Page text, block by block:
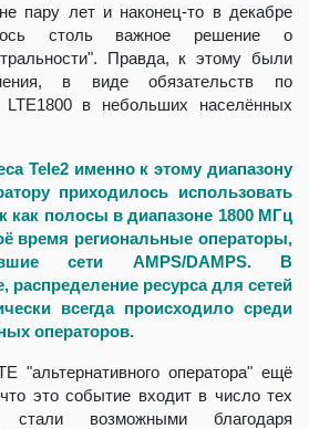
пару лет и наконец-то в декабре
столь важное решение о
Правда, к этому были
в виде обязательств по
LTE1800 в небольших населённых
Tele2 именно к этому диапазону
приходилось использовать
как полосы в диапазоне 1800 МГц
время региональные операторы,
сети AMPS/DAMPS. В
ресурса для сетей
всегда происходило среди
операторов.
"альтернативного оператора" ещё
это событие входит в число тех
стали возможными благодаря